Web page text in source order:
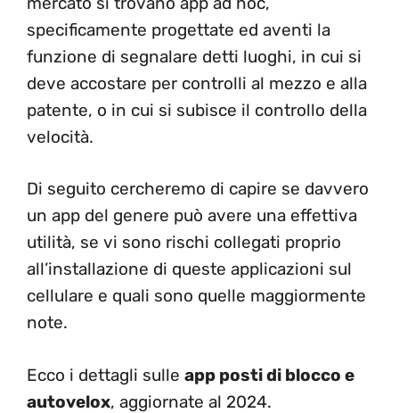
specificamente progettate ed aventi la
funzione di segnalare detti luoghi, in cui si
deve accostare per controlli al mezzo e alla
patente, o in cui si subisce il controllo della
velocità.
Di seguito cercheremo di capire se davvero
un app del genere può avere una effettiva
utilità, se vi sono rischi collegati proprio
all’installazione di queste applicazioni sul
cellulare e quali sono quelle maggiormente
note.
Ecco i dettagli sulle app posti di blocco e
autovelox, aggiornate al 2024.